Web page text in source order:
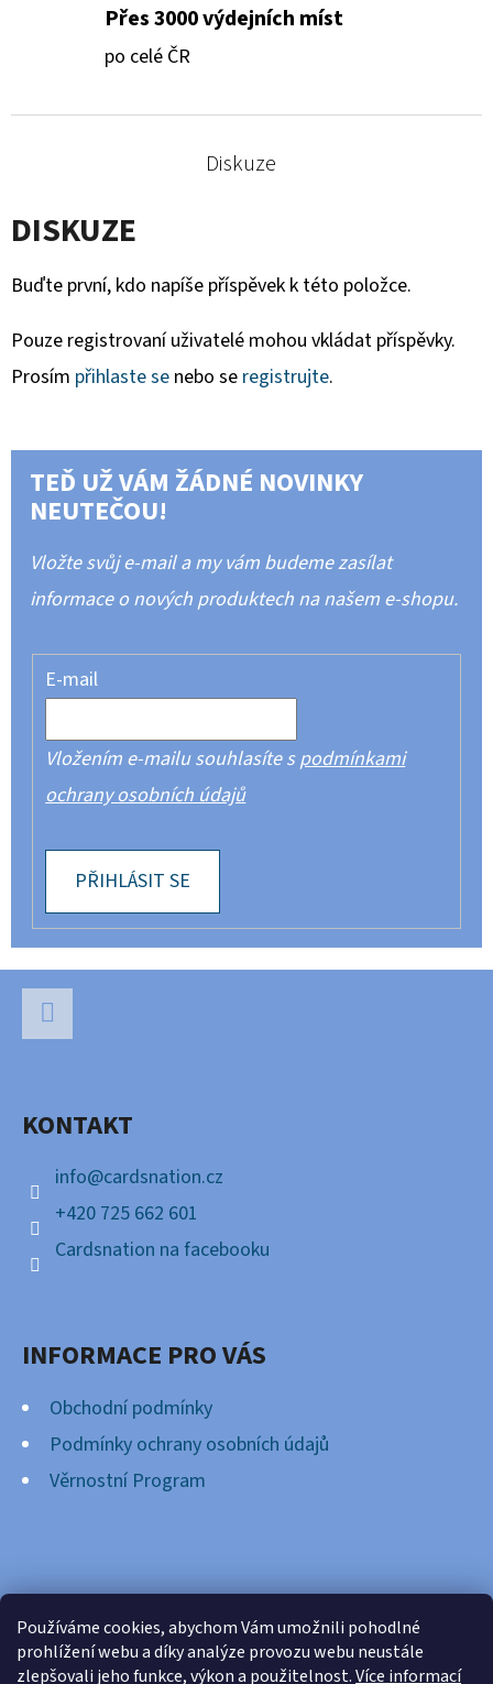
Používáme cookies, abychom Vám umožnili pohodlné
prohlížení webu a díky analýze provozu webu neustále
zlepšovali jeho funkce, výkon a použitelnost.Více informací
Přes 3000 výdejních míst
po celé ČR
Diskuze
DISKUZE
Buďte první, kdo napíše příspěvek k této položce.
Pouze registrovaní uživatelé mohou vkládat příspěvky.
Prosím přihlaste se nebo se registrujte.
TEĎ UŽ VÁM ŽÁDNÉ NOVINKY
NEUTEČOU!
Vložte svůj e-mail a my vám budeme zasílat
informace o nových produktech na našem e-shopu.
E-mail
Vložením e-mailu souhlasíte spodmínkami
ochrany osobních údajů
PŘIHLÁSIT SE
KONTAKT
info@cardsnation.cz
+420 725 662 601
Cardsnation na facebooku
INFORMACE PRO VÁS
Obchodní podmínky
Podmínky ochrany osobních údajů
Věrnostní Program
FACEBOOK